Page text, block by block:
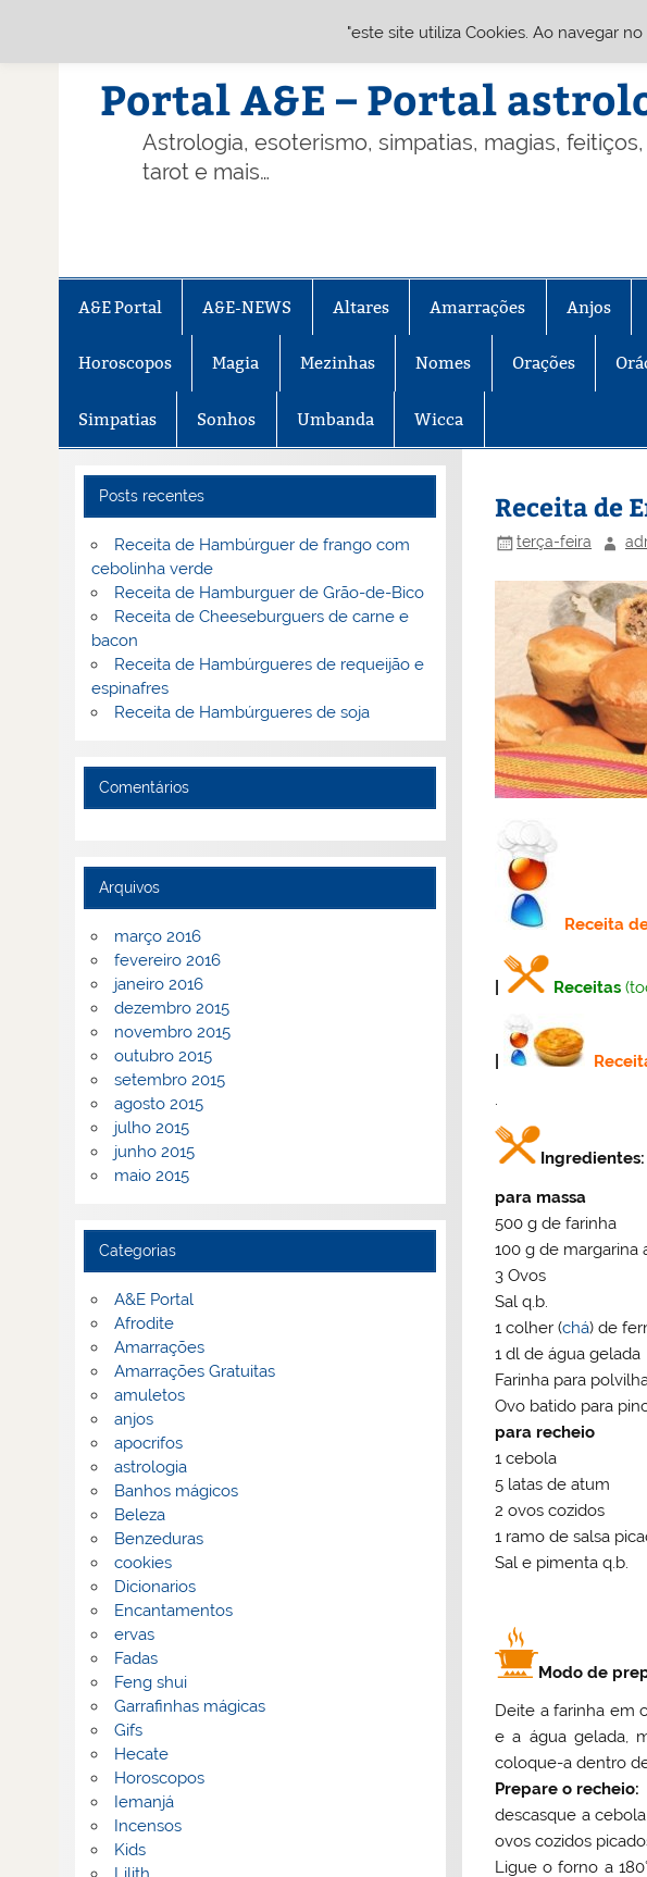
Portal A&E – Portal
Astrologia, esoterismo, simpatias, magias,
tarot e mais…
A&E Portal A&E-NEWS Altares Amarrações Anjos
Horoscopos Magia Mezinhas Nomes Orações
Simpatias Sonhos Umbanda Wicca
Receita de
terça-feira
Receita
Receitas
.
Ingredientes:
para massa
500 g de farinha
100 g de margarina
3 Ovos
Sal q.b.
1 colher (chá) de
1 dl de água gelada
Farinha para
Ovo batido para
para recheio
1 cebola
5 latas de atum
2 ovos cozidos
1 ramo de salsa
Sal e pimenta q.b.
Modo de
Deite a farinha em
e a água gelada,
coloque-a dentro
Prepare o recheio:
descasque a
ovos cozidos
Ligue o forno a
Posts recentes
Receita de Hambúrguer de frango com
cebolinha verde
Receita de Hamburguer de Grão-de-Bico
Receita de Cheeseburguers de carne e
bacon
Receita de Hambúrgueres de requeijão e
espinafres
Receita de Hambúrgueres de soja
Comentários
Arquivos
março 2016
fevereiro 2016
janeiro 2016
dezembro 2015
novembro 2015
outubro 2015
setembro 2015
agosto 2015
julho 2015
junho 2015
maio 2015
Categorias
A&E Portal
Afrodite
Amarrações
Amarrações Gratuitas
amuletos
anjos
apocrifos
astrologia
Banhos mágicos
Beleza
Benzeduras
cookies
Dicionarios
Encantamentos
ervas
Fadas
Feng shui
Garrafinhas mágicas
Gifs
Hecate
Horoscopos
Iemanjá
Incensos
Kids
"este site utiliza Cookies. Ao navegar